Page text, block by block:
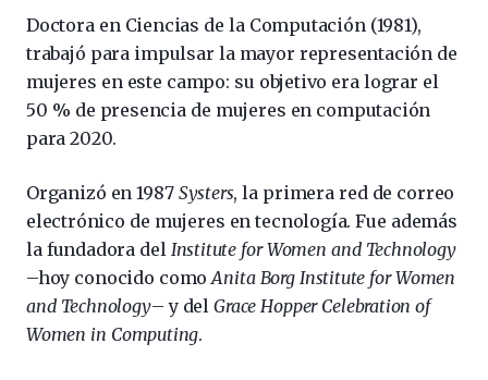
Doctora en Ciencias de la Computación (1981),
trabajó para impulsar la mayor representación de
mujeres en este campo: su objetivo era lograr el
50 % de presencia de mujeres en computación
para 2020.
Organizó en 1987 Systers, la primera red de correo
electrónico de mujeres en tecnología. Fue además
la fundadora del Institute for Women and Technology
–hoy conocido comoAnita Borg Institute for Women
and Technology– y delGrace Hopper Celebration of
Women in Computing.